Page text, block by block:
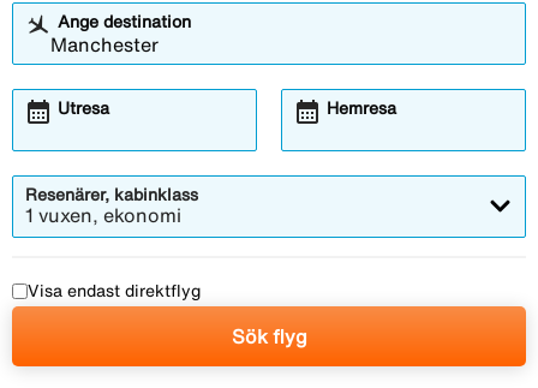
Ange destination
Utresa
calendar_month Hemresa
calendar_month
Resenärer, kabinklass
1 vuxen, ekonomi
Visa endast direktflyg
Sök flyg